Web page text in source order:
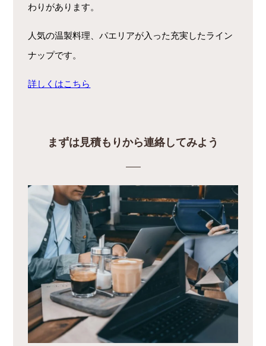
わりがあります。
人気の温製料理、パエリアが入った充実したライン
ナップです。
詳しくはこちら
まずは見積もりから連絡してみよう